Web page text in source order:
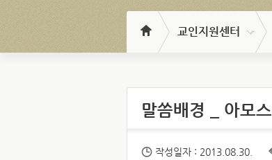
교인지원센터
말씀배경 _ 아모스
작성일자 : 2013.08.30.